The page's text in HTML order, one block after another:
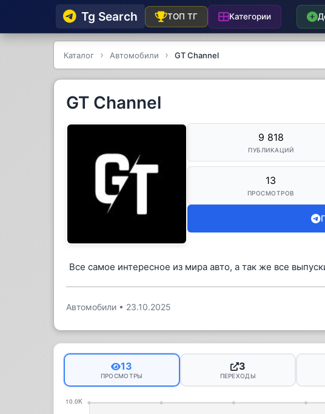
Tg Searсh ТОП ТГ Категории
Каталог Автомобили GT Channel
GT Channel
9 818
ПУБЛИКАЦИЙ
13
ПРОСМОТРОВ
Все самое интересное из мира авто, а так же все
Автомобили • 23.10.2025
13
ПРОСМОТРЫ
3
ПЕРЕХОДЫ